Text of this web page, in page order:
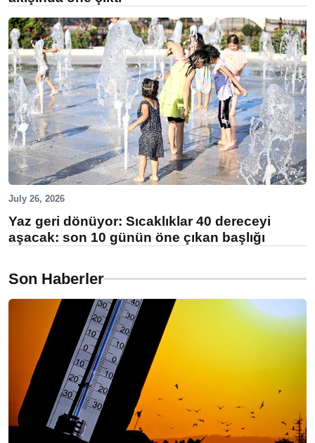
July 26, 2026
Yaz geri dönüyor: Sıcaklıklar 40 dereceyi
aşacak: son 10 günün öne çıkan başlığı
Son Haberler